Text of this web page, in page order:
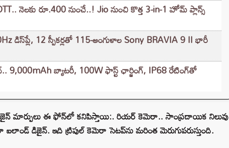
నెలకు రూ.400 నుంచే..! Jio నుంచి కొత్త 3-in-1 హోమ్ ప్లాన్స్
డిస్‌ప్లే, 12 స్పీకర్లతో 115-అంగుళాల Sony BRAVIA 9 II భారీ
9,000mAh బ్యాటరీ, 100W ఫాస్ట్ ఛార్జింగ్‌, IP68 రేటింగ్‌తో
మార్పులు ఈ ఫోన్‌లో కనిపిస్తాయి:. రియర్ కెమెరా.. సాంప్రదాయిక నిలువు
ఐలాండ్ డిజైన్. ఇది ట్రిపుల్ కెమెరా సెటప్‌ను మరింత మెరుగుపరుస్తుంది.